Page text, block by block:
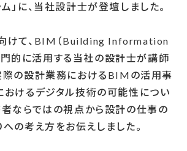
」に、当社設計士が登壇しました。
けて、BIM（Building Information
的に活用する当社の設計士が講師
際の設計業務におけるBIMの活用事
おけるデジタル技術の可能性につい
者ならではの視点から設計の仕事の
の考え方をお伝えしました。